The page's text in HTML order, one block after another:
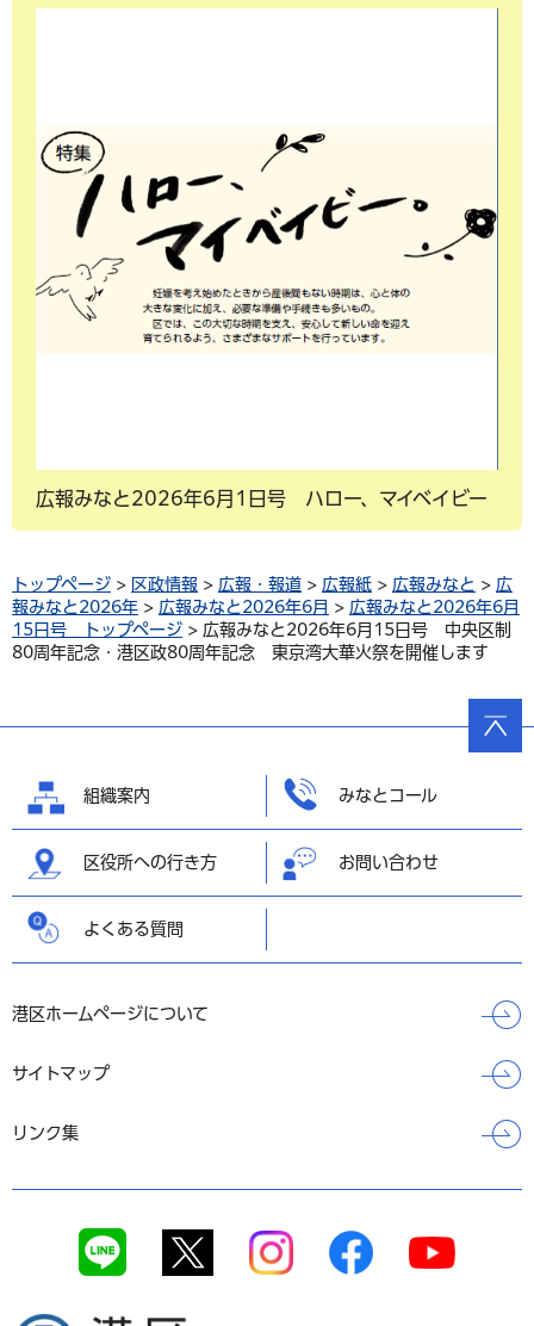
広報みなと2026年6月1日号 ハロー、マイベイビー
トップページ > 区政情報 > 広報・報道 > 広報紙 > 広報みなと > 広
報みなと2026年 > 広報みなと2026年6月 > 広報みなと2026年6月
15日号 トップページ > 広報みなと2026年6月15日号 中央区制
80周年記念・港区政80周年記念 東京湾大華火祭を開催します
組織案内 みなとコール
区役所への行き方 お問い合わせ
よくある質問
港区ホームページについて
サイトマップ
リンク集
ページ
の先頭